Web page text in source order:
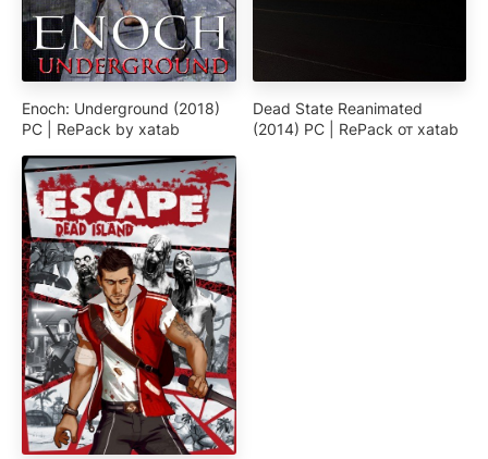
Enoch: Underground (2018)
PC | RePack by xatab
Dead State Reanimated
(2014) PC | RePack от xatab